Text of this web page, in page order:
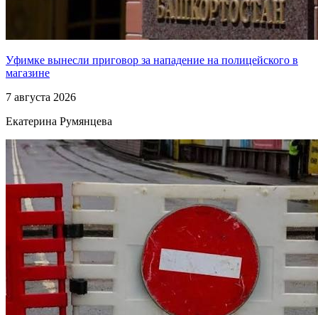
Уфимке вынесли приговор за нападение на полицейского в
магазине
7 августа 2026
Екатерина Румянцева